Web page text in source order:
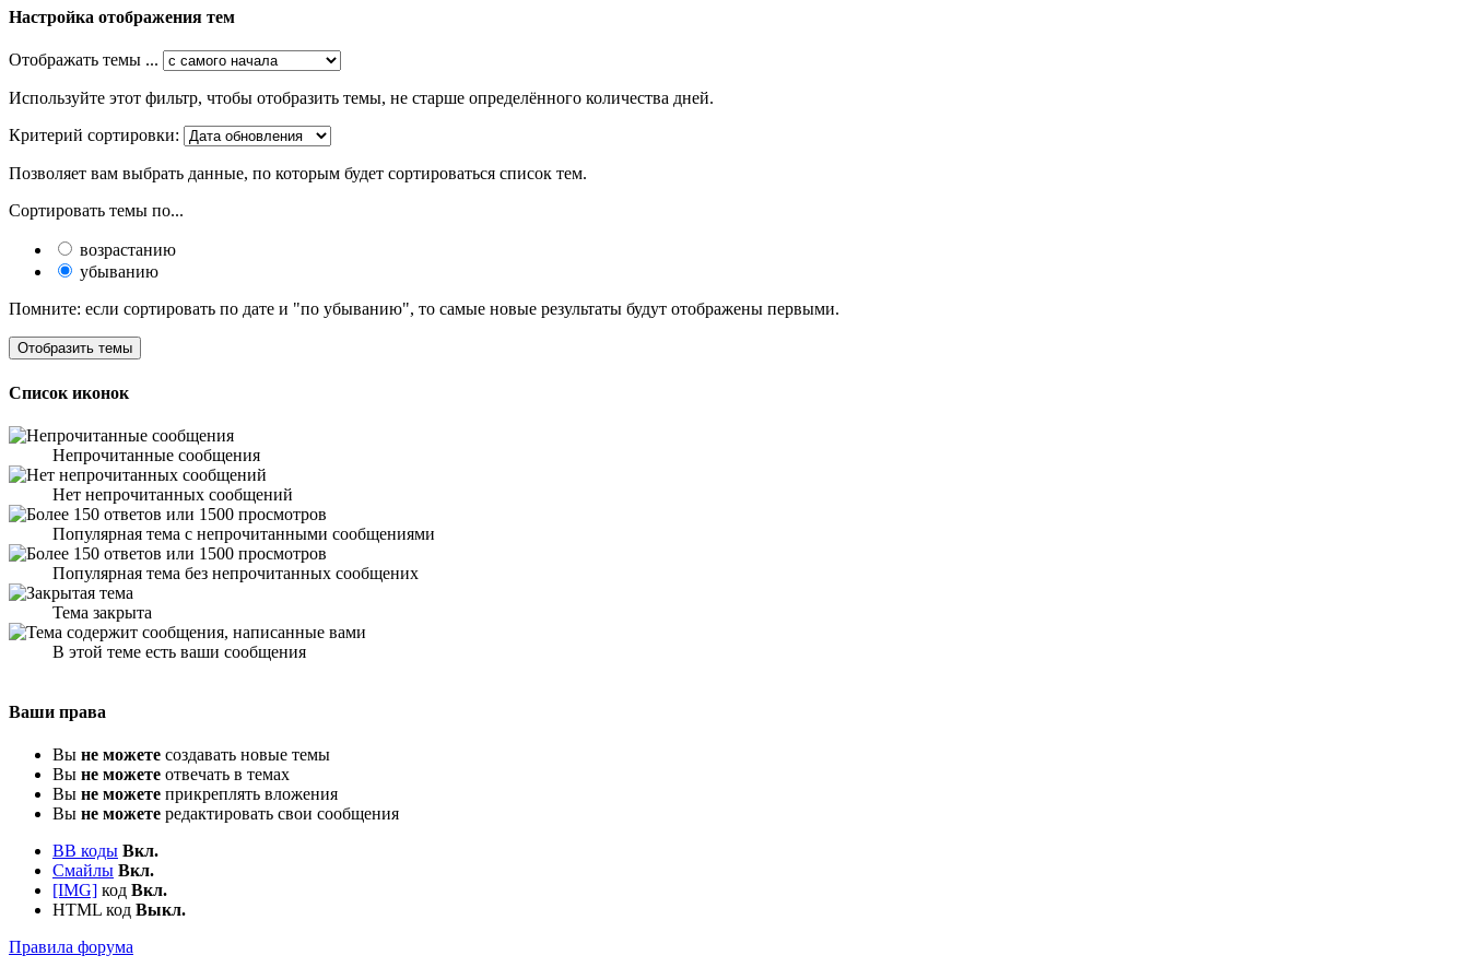
Настройка отображения тем
Отображать темы ...
Используйте этот фильтр, чтобы отобразить темы, не старше определённого количества дней.
Критерий сортировки:
Позволяет вам выбрать данные, по которым будет сортироваться список тем.
Сортировать темы по...
возрастанию
убыванию
Помните: если сортировать по дате и "по убыванию", то самые новые результаты будут отображены первыми.
Список иконок
Непрочитанные сообщения
Нет непрочитанных сообщений
Популярная тема с непрочитанными сообщениями
Популярная тема без непрочитанных сообщених
Тема закрыта
В этой теме есть ваши сообщения
Ваши права
Вы не можете создавать новые темы
Вы не можете отвечать в темах
Вы не можете прикреплять вложения
Вы не можете редактировать свои сообщения
BB коды Вкл.
Смайлы Вкл.
[IMG] код Вкл.
HTML код Выкл.
Правила форума